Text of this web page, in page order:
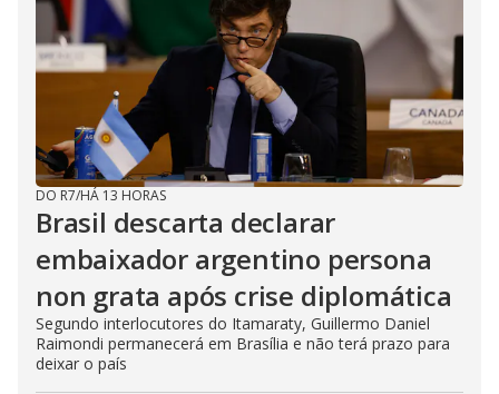
DO R7/HÁ 13 HORAS
Brasil descarta declarar
embaixador argentino persona
non grata após crise diplomática
Segundo interlocutores do Itamaraty, Guillermo Daniel
Raimondi permanecerá em Brasília e não terá prazo para
deixar o país